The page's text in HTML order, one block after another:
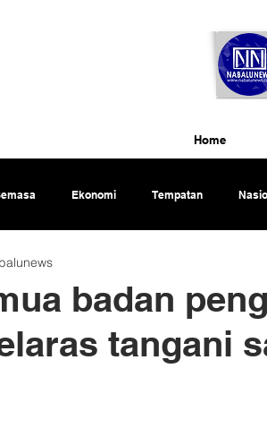
Ekonomi Tempatan
badan
tangani
Home